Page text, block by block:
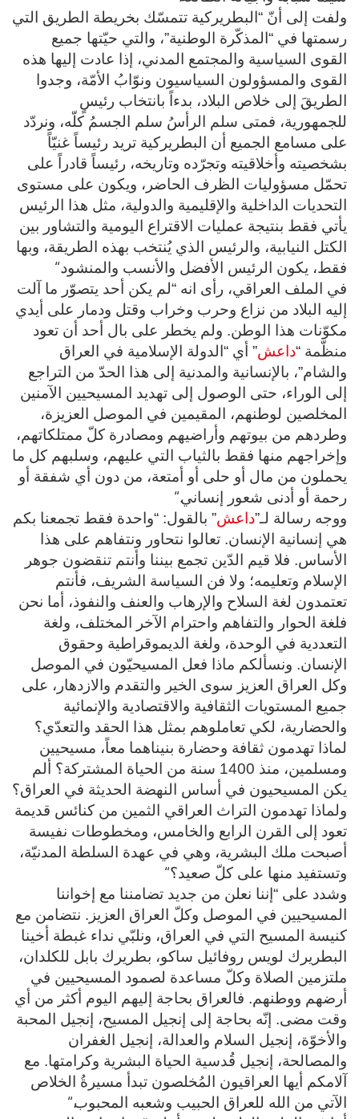
ولفت إلى أنّ “البطريركية تتمسّك بخريطة الطريق التي
رسمتها في “المذكّرة الوطنية”، والتي حيّتها جميع
القوى السياسية والمجتمع المدني، إذا عادت إليها هذه
القوى والمسؤولون السياسيون ونوّابُ الأمّة، وجدوا
الطريقَ إلى خلاص البلاد، بدءاً بانتخاب رئيسٍ
للجمهورية، فمتى سلم الرأسُ سلم الجسمُ كلّه، ونردّد
على مسامع الجميع أن البطريركية تريد رئيساً غنيّاً
بشخصيته وأخلاقيته وتجرّده وتاريخه، رئيساً قادراً على
تحمّل مسؤوليات الظرف الحاضر، ويكون على مستوى
التحديات الداخلية والإقليمية والدولية، مثل هذا الرئيس
يأتي فقط بنتيجة عمليات الاقتراع اليومية والتشاور بين
الكتل النيابية، والرئيس الذي يُنتخب بهذه الطريقة، وبها
فقط، يكون الرئيس الأفضل والأنسب والمنشود“.
في الملف العراقي، رأى انه “لم يكن أحد يتصوّر ما آلت
إليه البلاد من نزاع وحرب وخراب وقتل ودمار على أيدي
مكوّنات هذا الوطن. ولم يخطر على بال أحد أن تعود
منظّمة “داعش” أي “الدولة الإسلامية في العراق
والشام”، بالإنسانية والمدنية إلى هذا الحدّ من التراجع
إلى الوراء، حتى الوصول إلى تهديد المسيحيين الآمنين
المخلصين لوطنهم، المقيمين في الموصل العزيزة،
وطردهم من بيوتهم وأراضيهم ومصادرة كلّ ممتلكاتهم،
وإخراجهم منها فقط بالثياب التي عليهم، وسلبهم كل ما
يحملون من مال أو حلى أو أمتعة، من دون أي شفقة أو
رحمة أو أدنى شعور إنساني“.
ووجه رسالة لـ”داعش” بالقول: “واحدة فقط تجمعنا بكم
هي إنسانية الإنسان. تعالوا نتحاور ونتفاهم على هذا
الأساس. فلا قيم الدّين تجمع بيننا وأنتم تنقضون جوهر
الإسلام وتعليمه؛ ولا فن السياسة الشريف، فأنتم
تعتمدون لغة السلاح والإرهاب والعنف والنفوذ، أما نحن
فلغة الحوار والتفاهم واحترام الآخر المختلف، ولغة
التعددية في الوحدة، ولغة الديموقراطية وحقوق
الإنسان. ونسألكم ماذا فعل المسيحيّون في الموصل
وكل العراق العزيز سوى الخير والتقدم والازدهار، على
جميع المستويات الثقافية والاقتصادية والإنمائية
والحضارية، لكي تعاملوهم بمثل هذا الحقد والتعدّي؟
لماذا تهدمون ثقافة وحضارة بنيناهما معاً، مسيحيين
ومسلمين، منذ 1400 سنة من الحياة المشتركة؟ ألم
يكن المسيحيون في أساس النهضة الحديثة في العراق؟
ولماذا تهدمون التراث العراقي الثمين من كنائس قديمة
تعود إلى القرن الرابع والخامس، ومخطوطات نفيسة
أصبحت ملك البشرية، وهي في عهدة السلطة المدنيّة،
وتستفيد منها على كلّ صعيد؟“
وشدد على “إننا نعلن من جديد تضامننا مع إخواننا
المسيحيين في الموصل وكلّ العراق العزيز. نتضامن مع
كنيسة المسيح التي في العراق، ونلبّي نداء غبطة أخينا
البطريرك لويس روفائيل ساكو، بطريرك بابل للكلدان،
ملتزمين الصلاة وكلّ مساعدة لصمود المسيحيين في
أرضهم ووطنهم. فالعراق بحاجة إليهم اليوم أكثر من أي
وقت مضى. إنّه بحاجة إلى إنجيل المسيح، إنجيل المحبة
والأخوّة، إنجيل السلام والعدالة، إنجيل الغفران
والمصالحة، إنجيل قُدسية الحياة البشرية وكرامتها. مع
آلامكم أيها العراقيون المُخلصون تبدأ مسيرةُ الخلاص
الآتي من الله للعراق الحبيب وشعبه المحبوب“.